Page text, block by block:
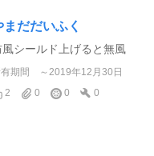
まだだいふく
風シールド上げると無風
期間
～2019年12月30日
2
0 0 0